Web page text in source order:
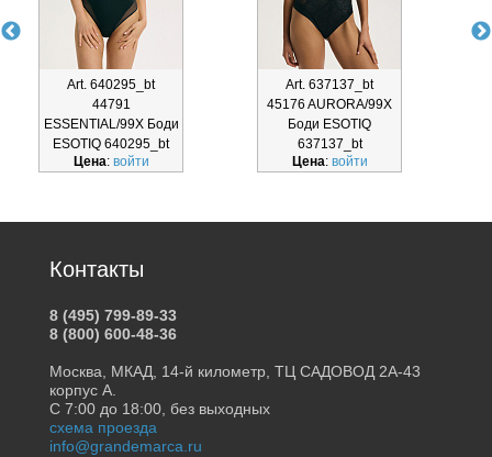
Art. 640295_bt
44791
ESSENTIAL/99X Боди
ESOTIQ 640295_bt
Цена: войти
Art. 637137_bt
45176 AURORA/99X
Боди ESOTIQ
637137_bt
Цена: войти
Контакты
8 (495) 799-89-33
8 (800) 600-48-36
Москва, МКАД, 14-й километр, ТЦ САДОВОД 2А-43
корпус А.
С 7:00 до 18:00, без выходных
схема проезда
info@grandemarca.ru